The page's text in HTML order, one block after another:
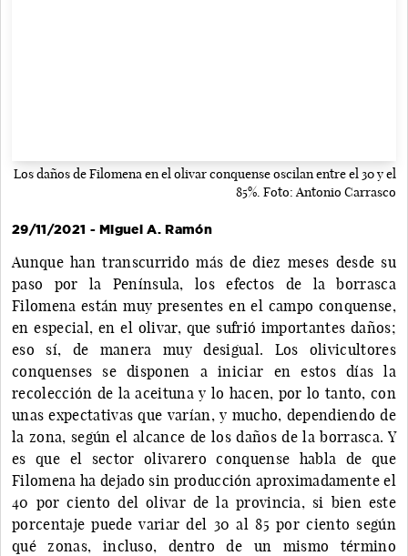
Los daños de Filomena en el olivar conquense oscilan entre el 30 y el
85%. Foto: Antonio Carrasco
29/11/2021 - Miguel A. Ramón
Aunque han transcurrido más de diez meses desde su
paso por la Península, los efectos de la borrasca
Filomena están muy presentes en el campo conquense,
en especial, en el olivar, que sufrió importantes daños;
eso sí, de manera muy desigual. Los olivicultores
conquenses se disponen a iniciar en estos días la
recolección de la aceituna y lo hacen, por lo tanto, con
unas expectativas que varían, y mucho, dependiendo de
la zona, según el alcance de los daños de la borrasca. Y
es que el sector olivarero conquense habla de que
Filomena ha dejado sin producción aproximadamente el
40 por ciento del olivar de la provincia, si bien este
porcentaje puede variar del 30 al 85 por ciento según
qué zonas, incluso, dentro de un mismo término